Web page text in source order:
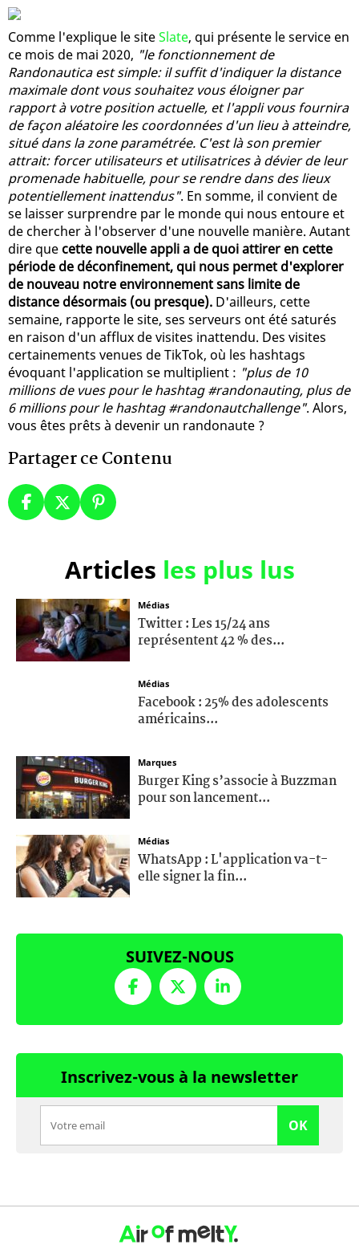
Comme l'explique le siteSlate, qui présente le service en
ce mois de mai 2020, "le fonctionnement de
Randonautica est simple: il suffit d'indiquer la distance
maximale dont vous souhaitez vous éloigner par
rapport à votre position actuelle, et l'appli vous fournira
de façon aléatoire les coordonnées d'un lieu à atteindre,
situé dans la zone paramétrée. C'est là son premier
attrait: forcer utilisateurs et utilisatrices à dévier de leur
promenade habituelle, pour se rendre dans des lieux
potentiellement inattendus". En somme, il convient de
se laisser surprendre par le monde qui nous entoure et
de chercher à l'observer d'une nouvelle manière. Autant
dire que cette nouvelle appli a de quoi attirer en cette
période de déconfinement, qui nous permet d'explorer
de nouveau notre environnement sans limite de
distance désormais (ou presque). D'ailleurs, cette
semaine, rapporte le site, ses serveurs ont été saturés
en raison d'un afflux de visites inattendu. Des visites
certainements venues de TikTok, où les hashtags
évoquant l'application se multiplient : "plus de 10
millions de vues pour le hashtag #randonauting, plus de
6 millions pour le hashtag #randonautchallenge". Alors,
vous êtes prêts à devenir un randonaute ?
Partager ce Contenu
Articles les plus lus
Médias
Twitter : Les 15/24 ans
représentent 42 % des...
Médias
Facebook : 25% des adolescents
américains...
Marques
Burger King s’associe à Buzzman
pour son lancement...
Médias
WhatsApp : L'application va-t-
elle signer la fin...
SUIVEZ-NOUS
Inscrivez-vous à la newsletter
OK